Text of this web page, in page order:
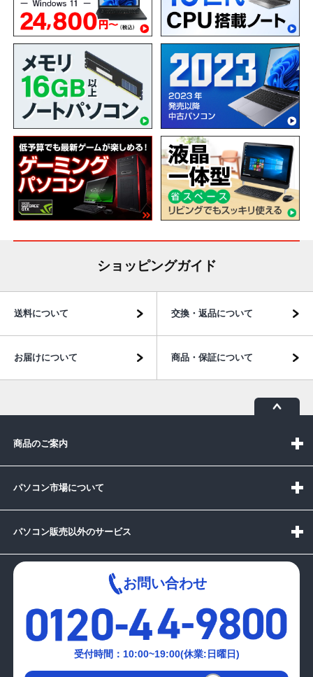
ショッピングガイド
送料について 交換・返品について
お届けについて 商品・保証について
商品のご案内
パソコン市場について
パソコン販売以外のサービス
お問い合わせ
受付時間：10:00~19:00(休業:日曜日)